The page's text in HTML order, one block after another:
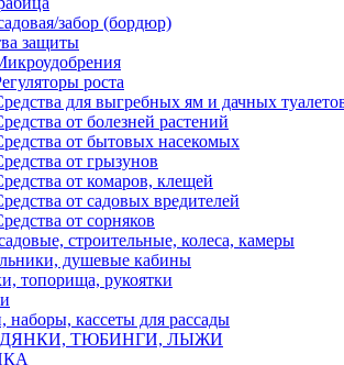
забор (бордюр)
защиты
роста
для выгребных ям и дачных
от болезней растений
от бытовых насекомых
от грызунов
от комаров, клещей
от садовых вредителей
от сорняков
строительные, колеса, камеры
душевые кабины
топорища, рукоятки
кассеты для рассады
ТЮБИНГИ, ЛЫЖИ